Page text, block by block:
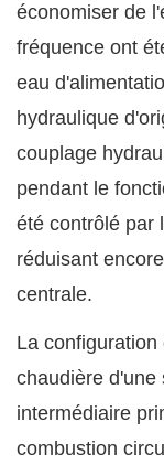
économiser de
fréquence ont
eau
hydraulique
couplage
pendant le
été contrôlé par
réduisant
centrale.
La
chaudière d'une
intermédiaire
combustion